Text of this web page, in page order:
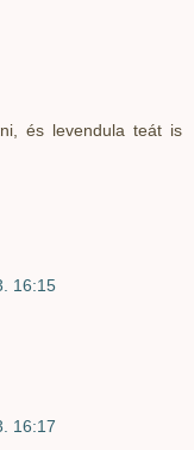
és levendula teát is
16:15
16:17